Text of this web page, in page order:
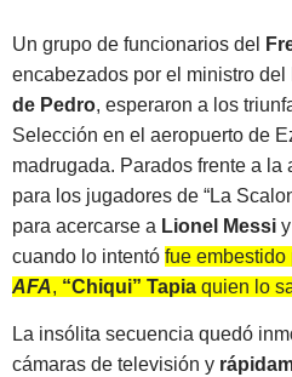
Un grupo de funcionarios del
encabezados por el ministro del
de Pedro, esperaron a los
Selección en el aeropuerto de
madrugada. Parados frente a la
para los jugadores de “La
para acercarse a Lionel Messi
cuando lo intentó fue embestido
AFA, “Chiqui” Tapia quien lo
La insólita secuencia quedó
cámaras de televisión y